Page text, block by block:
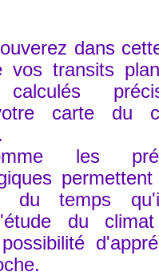
dans
vos transits
carte du
les
du temps
du